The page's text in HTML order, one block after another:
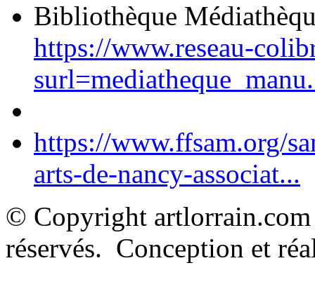
Bibliothèque
https://www.reseau-
https://www.ffsam.org/
arts-de-nancy-associat...
© Copyright
réservés. Conception et